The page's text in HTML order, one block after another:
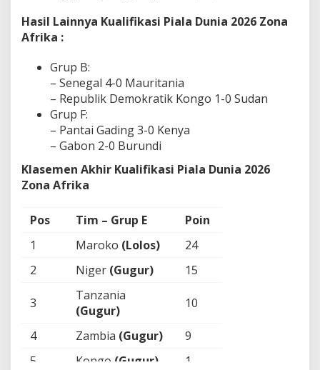
Hasil Lainnya Kualifikasi Piala Dunia 2026 Zona
Afrika :
Grup B:
– Senegal 4-0 Mauritania
– Republik Demokratik Kongo 1-0 Sudan
Grup F:
– Pantai Gading 3-0 Kenya
– Gabon 2-0 Burundi
Klasemen Akhir Kualifikasi Piala Dunia 2026
Zona Afrika
Pos Tim – Grup E
Poin
1
Maroko (Lolos)
24
2
Niger (Gugur) 15
3
Tanzania
(Gugur)
10
4 Zambia (Gugur)
9
5
Kongo (Gugur)
1